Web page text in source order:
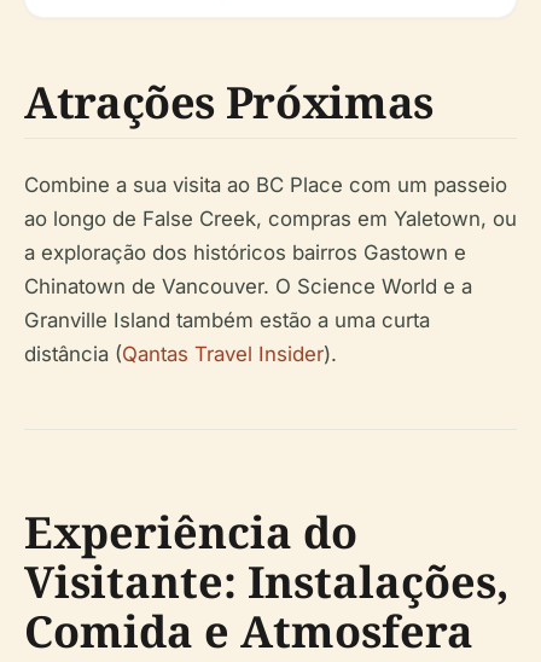
Atrações Próximas
Combine a sua visita ao BC Place com um passeio
ao longo de False Creek, compras em Yaletown, ou
a exploração dos históricos bairros Gastown e
Chinatown de Vancouver. O Science World e a
Granville Island também estão a uma curta
distância (Qantas Travel Insider).
Experiência do
Visitante: Instalações,
Comida e Atmosfera